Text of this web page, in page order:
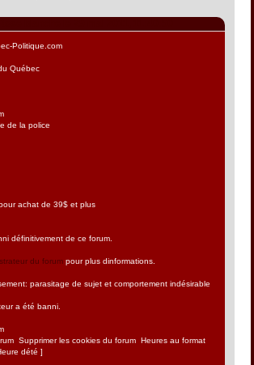
Politique.com
Québec
de la police
achat de 39$ et plus
définitivement de ce forum.
du forum pour plus dinformations.
parasitage de sujet et comportement indésirable
a été banni.
 Supprimer les cookies du forum  Heures au format
dété ]